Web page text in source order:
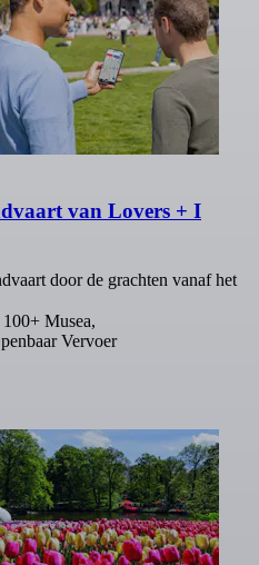
van Lovers + I
door de grachten vanaf het
Musea,
Vervoer